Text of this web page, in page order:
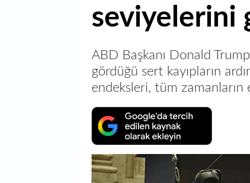
seviyelerini
ABD Başkanı Donald
gördüğü sert kayıpların
endeksleri, tüm zamanların